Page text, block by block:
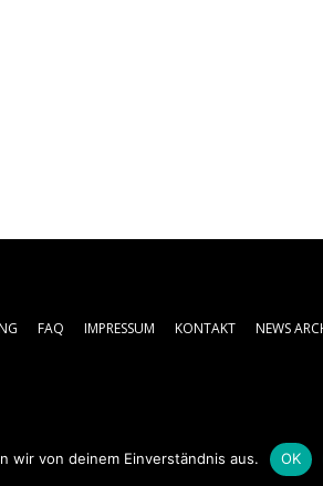
FAQ IMPRESSUM KONTAKT NEWS
wir von deinem Einverständnis aus. OK